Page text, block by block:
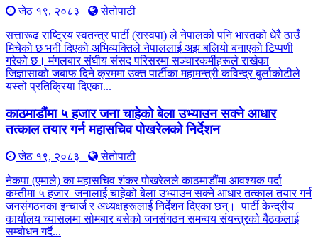
जेठ १९, २०८३
सेतोपाटी
सत्तारूढ राष्ट्रिय स्वतन्त्र पार्टी (रास्वपा) ले नेपालको पनि भारतको धेरै ठाउँ
मिचेको छ भनी दिएको अभिव्यक्तिले नेपाललाई अझ बलियो बनाएको टिप्पणी
गरेको छ। मंगलबार संघीय संसद परिसरमा सञ्चारकर्मीहरूले राखेका
जिज्ञासाको जबाफ दिने क्रममा उक्त पार्टीका महामन्त्री कविन्द्र बुर्लाकोटीले
यस्तो प्रतिक्रिया दिएका...
काठमाडौंमा ५ हजार जना चाहेको बेला उभ्याउन सक्ने आधार
तत्काल तयार गर्न महासचिव पोखरेलको निर्देशन
जेठ १९, २०८३
सेतोपाटी
नेकपा (एमाले) का महासचिव शंकर पोखरेलले काठमाडौंमा आवश्यक पर्दा
कम्तीमा ५ हजार जनालाई चाहेको बेला उभ्याउन सक्ने आधार तत्काल तयार गर्न
जनसंगठनका इन्चार्ज र अध्यक्षहरूलाई निर्देशन दिएका छन्। पार्टी केन्द्रीय
कार्यालय च्यासलमा सोमबार बसेको जनसंगठन समन्वय संयन्त्रको बैठकलाई
सम्बोधन गर्दै...